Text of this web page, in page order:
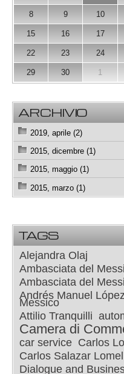
8 9 10
15 16 17
22 23 24
29 30 1
ARCHIVIO
2019, aprile (2)
2015, dicembre (1)
2015, maggio (1)
2015, marzo (1)
TAGS
Alejandra Olaj
Ambasciata del
Ambasciata del
Andrés Manuel
Messico
Attilio Tranquilli
Camera di
car service Carlos
Carlos Salazar
Dialogue and